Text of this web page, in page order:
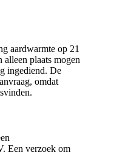
aardwarmte op 21
plaats mogen
ingediend. De
omdat
Een verzoek om